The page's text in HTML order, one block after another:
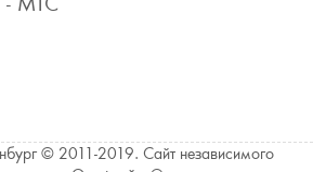
© 2011-2019. Сайт независимого